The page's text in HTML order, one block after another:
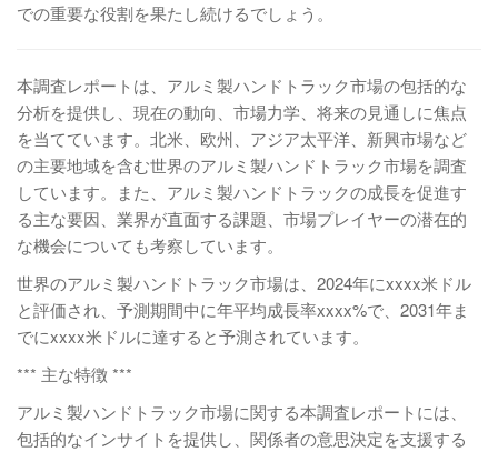
での重要な役割を果たし続けるでしょう。
本調査レポートは、アルミ製ハンドトラック市場の包括的な
分析を提供し、現在の動向、市場力学、将来の見通しに焦点
を当てています。北米、欧州、アジア太平洋、新興市場など
の主要地域を含む世界のアルミ製ハンドトラック市場を調査
しています。また、アルミ製ハンドトラックの成長を促進す
る主な要因、業界が直面する課題、市場プレイヤーの潜在的
な機会についても考察しています。
世界のアルミ製ハンドトラック市場は、2024年にxxxx米ドル
と評価され、予測期間中に年平均成長率xxxx%で、2031年ま
でにxxxx米ドルに達すると予測されています。
*** 主な特徴 ***
アルミ製ハンドトラック市場に関する本調査レポートには、
包括的なインサイトを提供し、関係者の意思決定を支援する